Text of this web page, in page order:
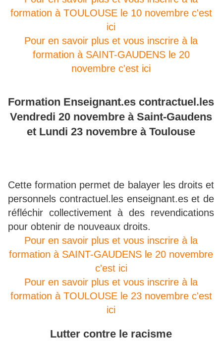
formation à TOULOUSE le 10 novembre c'est
ici
Pour en savoir plus et vous inscrire à la
formation à SAINT-GAUDENS le 20
novembre c'est ici
Formation Enseignant.es contractuel.les
Vendredi 20 novembre à Saint-Gaudens
et Lundi 23 novembre à Toulouse
Cette formation permet de balayer les droits et
personnels contractuel.les enseignant.es et de
réfléchir collectivement à des revendications
pour obtenir de nouveaux droits.
Pour en savoir plus et vous inscrire à la
formation à SAINT-GAUDENS le 20 novembre
c'est ici
Pour en savoir plus et vous inscrire à la
formation à TOULOUSE le 23 novembre c'est
ici
Lutter contre le racisme